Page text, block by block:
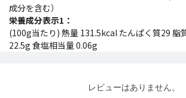
成分を含む）
栄養成分表示1：
(100g当たり) 熱量 131.5kcal たんぱく質29 脂
22.5g 食塩相当量 0.06g
レビューはありません。